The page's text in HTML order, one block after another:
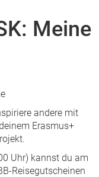
Meine
andere mit
Erasmus+
Uhr) kannst du am
Reisegutscheinen